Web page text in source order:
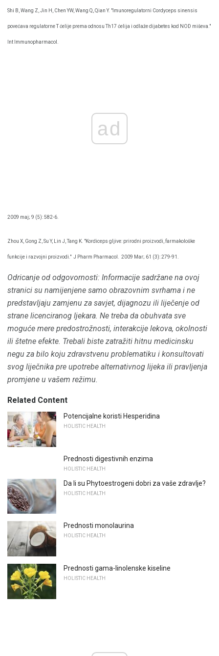
Shi B, Wang Z, Jin H, Chen YW, Wang Q, Qian Y. "Imunoregulatorni Cordyceps sinensis
povećava regulatorne T ćelije prema odnosu Th17 ćelija i odlaže dijabetes kod NOD miševa."
Int Immunopharmacol.
ad
2009 maj; 9 (5): 582-6.
Zhou X, Gong Z, Su Y, Lin J, Tang K. "Kordiceps gljive: prirodni proizvodi, farmakološke
funkcije i razvojni proizvodi." J Pharm Pharmacol. 2009 Mar; 61 (3): 279-91.
Odricanje od odgovornosti: Informacije sadržane na ovoj
stranici su namijenjene samo obrazovnim svrhama i ne
predstavljaju zamjenu za savjet, dijagnozu ili liječenje od
strane licenciranog ljekara. Ne treba da obuhvata sve
moguće mere predostrožnosti, interakcije lekova, okolnosti
ili štetne efekte. Trebali biste zatražiti hitnu medicinsku
negu za bilo koju zdravstvenu problematiku i konsultovati
svog liječnika pre upotrebe alternativnog lijeka ili pravljenja
promjene u vašem režimu.
Related Content
Potencijalne koristi Hesperidina
HOLISTIC HEALTH
Prednosti digestivnih enzima
HOLISTIC HEALTH
Da li su Phytoestrogeni dobri za vaše zdravlje?
HOLISTIC HEALTH
Prednosti monolaurina
HOLISTIC HEALTH
Prednosti gama-linolenske kiseline
HOLISTIC HEALTH